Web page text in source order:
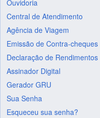
Ouvidoria
Central de Atendimento
Agência de Viagem
Emissão de Contra-cheques
Declaração de Rendimentos
Assinador Digital
Gerador GRU
Sua Senha
Esqueceu sua senha?